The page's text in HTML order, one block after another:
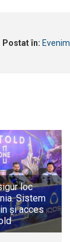
Postat în:
loc
Sistem
și acces